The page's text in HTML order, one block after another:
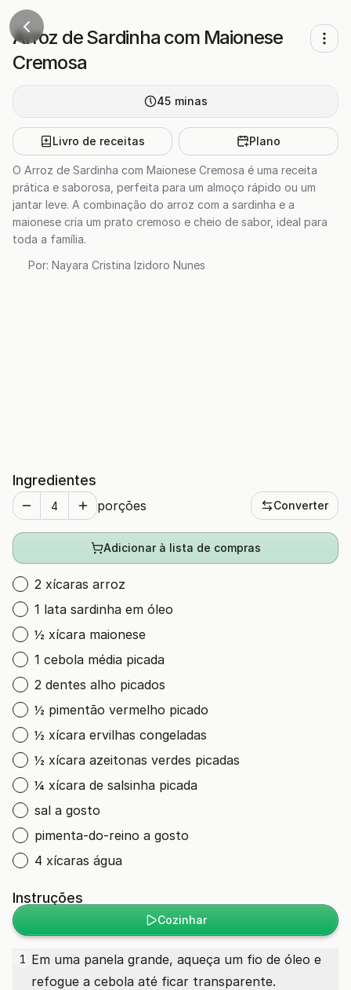
Arroz de Sardinha com Maionese
Cremosa
45 minas
Livro de receitas Plano
O Arroz de Sardinha com Maionese Cremosa é uma receita
prática e saborosa, perfeita para um almoço rápido ou um
jantar leve. A combinação do arroz com a sardinha e a
maionese cria um prato cremoso e cheio de sabor, ideal para
toda a família.
Por: Nayara Cristina Izidoro Nunes
Ingredientes
porções Converter
Adicionar à lista de compras
2 xícaras arroz
1 lata sardinha em óleo
½ xícara maionese
1 cebola média picada
2 dentes alho picados
½ pimentão vermelho picado
½ xícara ervilhas congeladas
½ xícara azeitonas verdes picadas
¼ xícara de salsinha picada
sal a gosto
pimenta-do-reino a gosto
4 xícaras água
Instruções
Cozinhar
1 Em uma panela grande, aqueça um fio de óleo e
refogue a cebola até ficar transparente.